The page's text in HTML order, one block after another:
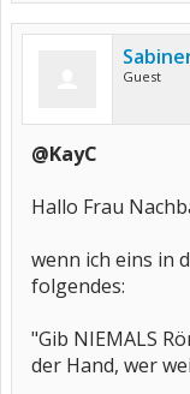
Guest
@KayC
Hallo Frau
wenn ich eins in
folgendes:
"Gib NIEMALS
der Hand, wer